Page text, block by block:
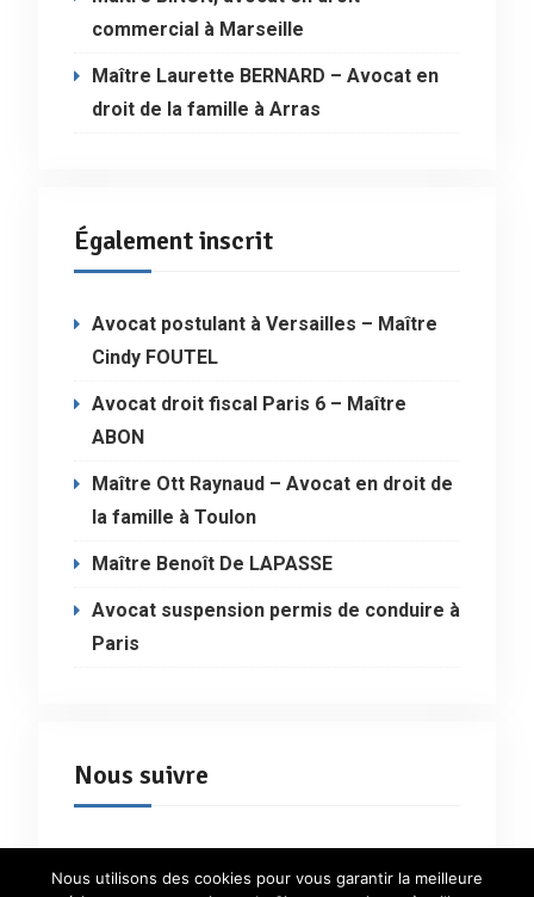
commercial à Marseille
Maître Laurette BERNARD – Avocat en
droit de la famille à Arras
Également inscrit
Avocat postulant à Versailles – Maître
Cindy FOUTEL
Avocat droit fiscal Paris 6 – Maître
ABON
Maître Ott Raynaud – Avocat en droit de
la famille à Toulon
Maître Benoît De LAPASSE
Avocat suspension permis de conduire à
Paris
Nous suivre
Nous utilisons des cookies pour vous garantir la meilleure